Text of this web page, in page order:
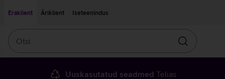
Eraklient
Äriklient Iseteenindus
Otsin
Uuskasutatud seadmed Telias